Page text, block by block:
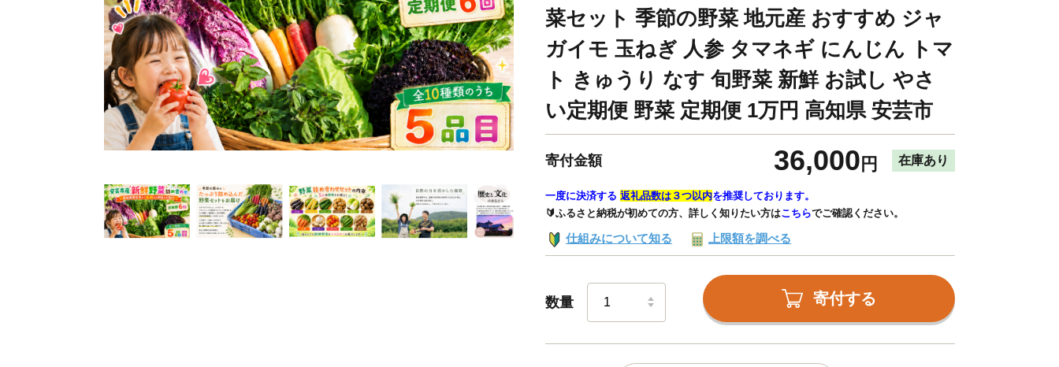
菜セット 季節の野菜 地元産 おすすめ ジャ
ガイモ 玉ねぎ 人参 タマネギ にんじん トマ
ト きゅうり なす 旬野菜 新鮮 お試し やさ
い定期便 野菜 定期便 1万円 高知県 安芸市
寄付金額 36,000 円 在庫あり
一度に決済する 返礼品数は３つ以内を推奨しております。
🔰ふるさと納税が初めての方、詳しく知りたい方はこちらでご確認ください。
仕組みについて知る 上限額を調べる
数量 寄付する